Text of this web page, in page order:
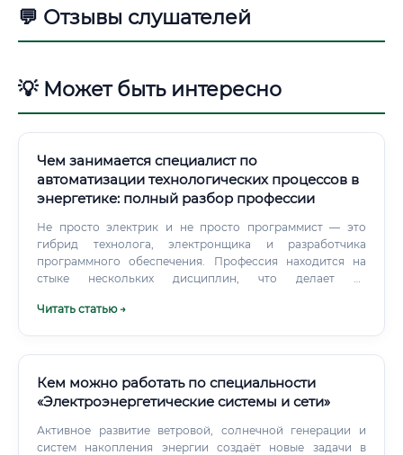
💬 Отзывы слушателей
💡 Может быть интересно
Чем занимается специалист по
автоматизации технологических процессов в
энергетике: полный разбор профессии
Не просто электрик и не просто программист — это
гибрид технолога, электронщика и разработчика
программного обеспечения. Профессия находится на
стыке нескольких дисциплин, что делает её
Такого специалиста можно встретить на тепловых,
предприятиях с энергоёмким производством.
Читать статью →
Кем можно работать по специальности
«Электроэнергетические системы и сети»
Активное развитие ветровой, солнечной генерации и
систем накопления энергии создаёт новые задачи в